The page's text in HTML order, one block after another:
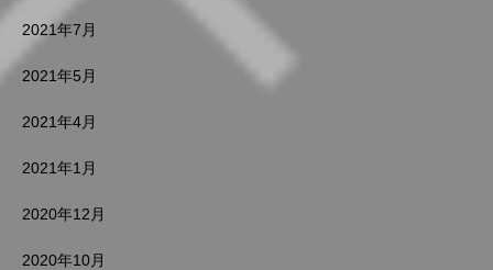
2021年7月
2021年5月
2021年4月
2021年1月
2020年12月
2020年10月